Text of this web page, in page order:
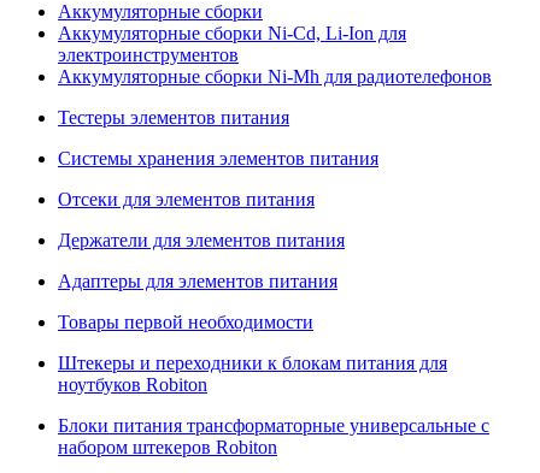
Аккумуляторные сборки
Аккумуляторные сборки Ni-Cd, Li-Ion для
электроинструментов
Аккумуляторные сборки Ni-Mh для радиотелефонов
Тестеры элементов питания
Системы хранения элементов питания
Отсеки для элементов питания
Держатели для элементов питания
Адаптеры для элементов питания
Товары первой необходимости
Штекеры и переходники к блокам питания для
ноутбуков Robiton
Блоки питания трансформаторные универсальные с
набором штекеров Robiton